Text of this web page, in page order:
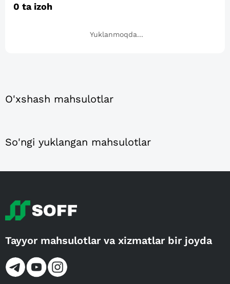
0 ta izoh
Yuklanmoqda...
O'xshash mahsulotlar
So'ngi yuklangan mahsulotlar
Tayyor mahsulotlar va xizmatlar bir joyda